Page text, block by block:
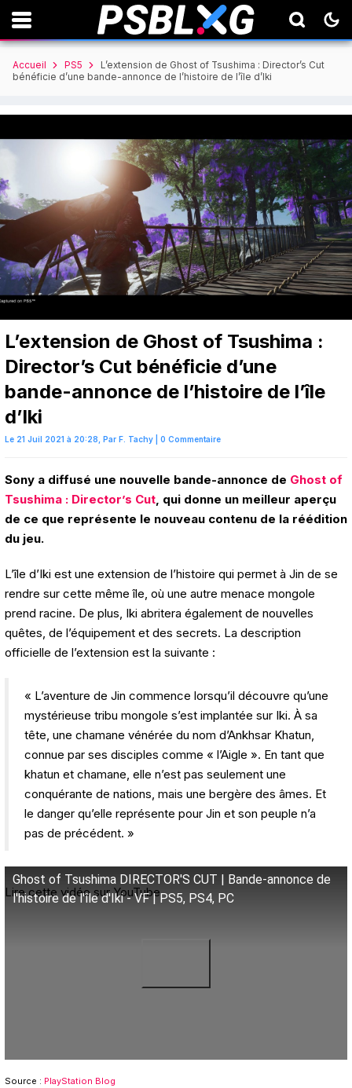
Accueil PS5
L’extension de Ghost of Tsushima : Director’s Cut
bénéficie d’une bande-annonce de l’histoire de l’île d’Iki
L’extension de Ghost of Tsushima :
Director’s Cut bénéficie d’une
bande-annonce de l’histoire de l’île
d’Iki
Le 21 Juil 2021 à 20:28, Par F. Tachy 0 Commentaire
Sony a diffusé une nouvelle bande-annonce de Ghost of
Tsushima : Director’s Cut, qui donne un meilleur aperçu
de ce que représente le nouveau contenu de la réédition
du jeu.
L’île d’Iki est une extension de l’histoire qui permet à Jin de se
rendre sur cette même île, où une autre menace mongole
prend racine. De plus, Iki abritera également de nouvelles
quêtes, de l’équipement et des secrets. La description
officielle de l’extension est la suivante :
« L’aventure de Jin commence lorsqu’il découvre qu’une
mystérieuse tribu mongole s’est implantée sur Iki. À sa
tête, une chamane vénérée du nom d’Ankhsar Khatun,
connue par ses disciples comme « l’Aigle ». En tant que
khatun et chamane, elle n’est pas seulement une
conquérante de nations, mais une bergère des âmes. Et
le danger qu’elle représente pour Jin et son peuple n’a
pas de précédent. »
Ghost of Tsushima DIRECTOR'S CUT | Bande-annonce de
l'histoire de l'île d'Iki - VF | PS5, PS4, PC
Lire cette vidéo sur YouTube
Source : PlayStation Blog